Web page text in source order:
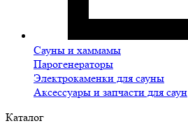
Сауны и хаммамы
Парогенераторы
Электрокаменки для сауны
Аксессуары и запчасти для саун
Каталог